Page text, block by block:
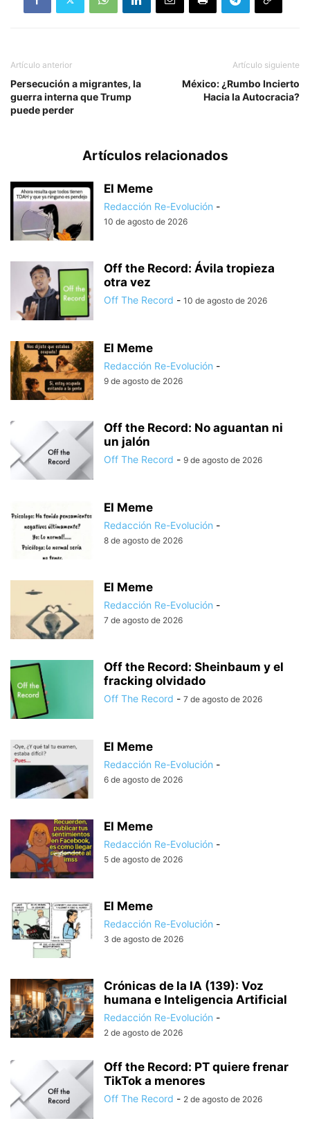
Artículo anterior
Persecución a migrantes, la
guerra interna que Trump
puede perder
Artículo siguiente
México: ¿Rumbo Incierto
Hacia la Autocracia?
Artículos relacionados
El Meme
Redacción Re-Evolución -
10 de agosto de 2026
Off the Record: Ávila tropieza
otra vez
Off The Record - 10 de agosto de 2026
El Meme
Redacción Re-Evolución -
9 de agosto de 2026
Off the Record: No aguantan ni
un jalón
Off The Record - 9 de agosto de 2026
El Meme
Redacción Re-Evolución -
8 de agosto de 2026
El Meme
Redacción Re-Evolución -
7 de agosto de 2026
Off the Record: Sheinbaum y el
fracking olvidado
Off The Record - 7 de agosto de 2026
El Meme
Redacción Re-Evolución -
6 de agosto de 2026
El Meme
Redacción Re-Evolución -
5 de agosto de 2026
El Meme
Redacción Re-Evolución -
3 de agosto de 2026
Crónicas de la IA (139): Voz
humana e Inteligencia Artificial
Redacción Re-Evolución -
2 de agosto de 2026
Off the Record: PT quiere frenar
TikTok a menores
Off The Record - 2 de agosto de 2026